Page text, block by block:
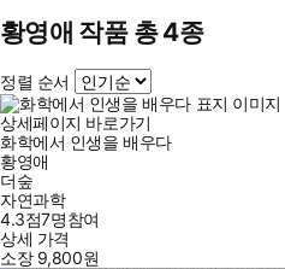
황영애 작품 총 4종
정렬 순서
상세페이지 바로가기
화학에서 인생을 배우다
황영애
더숲
자연과학
4.3점7명참여
상세 가격
소장 9,800원